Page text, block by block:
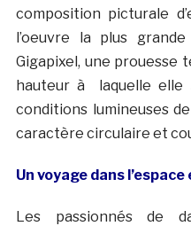
composition picturale
l’oeuvre la plus
Gigapixel, une prouesse
hauteur à laquelle elle
conditions lumineuses
caractère circulaire et
Un voyage dans
Les passionnés de